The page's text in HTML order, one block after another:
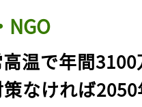
NGO
高温で年間
なければ